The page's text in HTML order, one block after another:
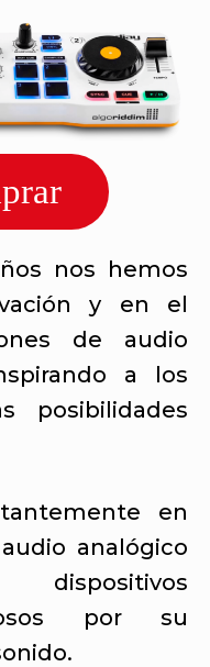
nos hemos
y en el
de audio
a los
posibilidades
en
analógico
por su